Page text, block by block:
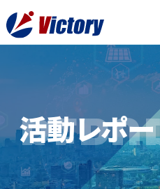
事業紹介
総合解体 / 解体事業
産業廃棄物収集/ 運搬
活動レポー